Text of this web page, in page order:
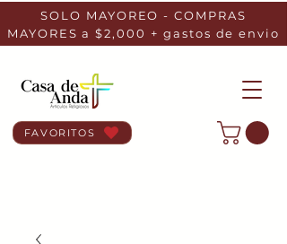
SOLO MAYOREO - COMPRAS
MAYORES a $2,000 + gastos de envio
FAVORITOS